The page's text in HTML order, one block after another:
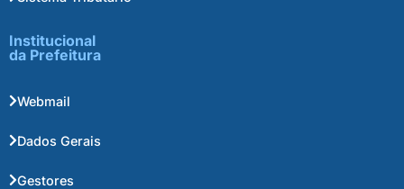
Institucional
da Prefeitura
Webmail
Dados Gerais
Gestores